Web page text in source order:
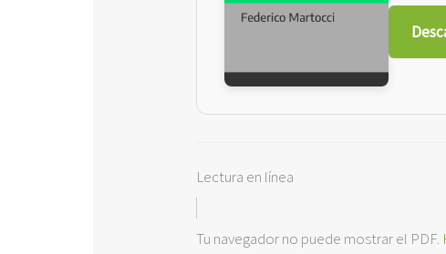
Lectura en línea
Tu navegador no puede mostrar el PDF.